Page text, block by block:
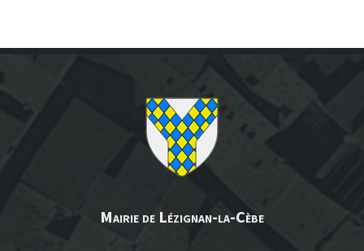
Mairie de Lézignan-la-Cèbe